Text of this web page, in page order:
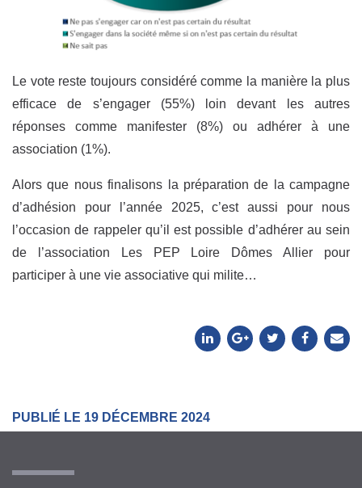
Le vote reste toujours considéré comme la manière la plus
efficace de s’engager (55%) loin devant les autres
réponses comme manifester (8%) ou adhérer à une
association (1%).
Alors que nous finalisons la préparation de la campagne
d’adhésion pour l’année 2025, c’est aussi pour nous
l’occasion de rappeler qu’il est possible d’adhérer au sein
de l’association Les PEP Loire Dômes Allier pour
participer à une vie associative qui milite…
PUBLIÉ LE 19 DÉCEMBRE 2024